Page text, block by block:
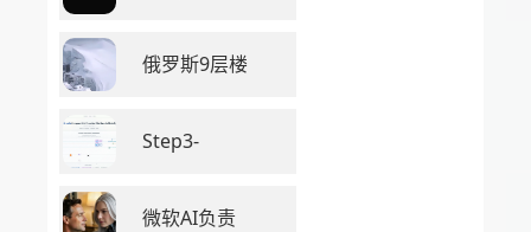
俄罗斯9层楼
Step3-
微软AI负责